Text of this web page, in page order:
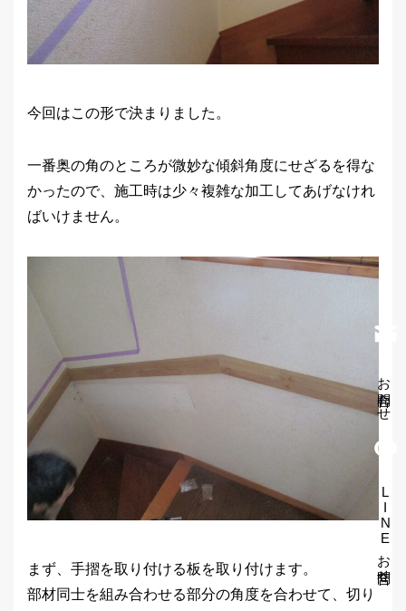
今回はこの形で決まりました。
一番奥の角のところが微妙な傾斜角度にせざるを得な
かったので、施工時は少々複雑な加工してあげなけれ
ばいけません。
まず、手摺を取り付ける板を取り付けます。
部材同士を組み合わせる部分の角度を合わせて、切り
お問合わせ
LINEお問合せ